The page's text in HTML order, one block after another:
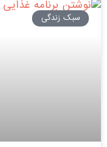
سبک زندگی